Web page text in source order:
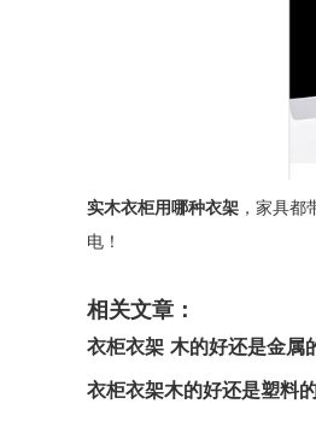
实木衣柜用哪种衣架 ，家具
电！
相关文章：
衣柜衣架 木的好还是金属
衣柜衣架木的好还是塑料